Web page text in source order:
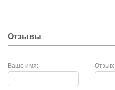
Отзывы
Ваше имя: Отзыв: